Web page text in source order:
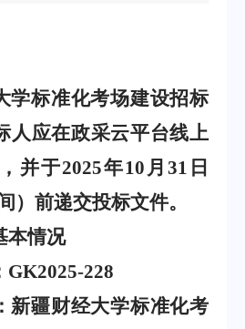
学标准化考场建设招标
人应在政采云平台线上
并于2025年10 月 31 日
）前递交投标文件。
本情况
GK2025-228
新疆财经大学标准化考